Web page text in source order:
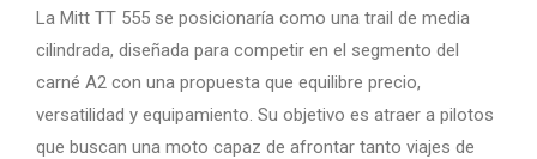
La Mitt TT 555 se posicionaría como una trail de media
cilindrada, diseñada para competir en el segmento del
carné A2 con una propuesta que equilibre precio,
versatilidad y equipamiento. Su objetivo es atraer a pilotos
que buscan una moto capaz de afrontar tanto viajes de